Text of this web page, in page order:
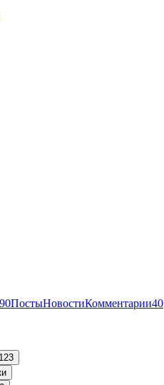
90ПостыНовостиКомментарии40
123